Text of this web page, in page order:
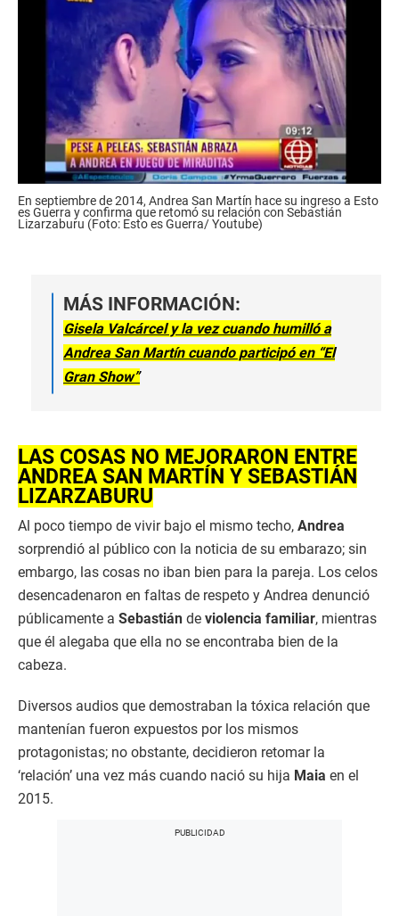
En septiembre de 2014, Andrea San Martín hace su ingreso a Esto
es Guerra y confirma que retomó su relación con Sebastián
Lizarzaburu (Foto: Esto es Guerra/ Youtube)
MÁS INFORMACIÓN:
Gisela Valcárcel y la vez cuando humilló a
Andrea San Martín cuando participó en “El
Gran Show”
LAS COSAS NO MEJORARON ENTRE
ANDREA SAN MARTÍN Y SEBASTIÁN
LIZARZABURU
Al poco tiempo de vivir bajo el mismo techo, Andrea
sorprendió al público con la noticia de su embarazo; sin
embargo, las cosas no iban bien para la pareja. Los celos
desencadenaron en faltas de respeto y Andrea denunció
públicamente a Sebastián de violencia familiar, mientras
que él alegaba que ella no se encontraba bien de la
cabeza.
Diversos audios que demostraban la tóxica relación que
mantenían fueron expuestos por los mismos
protagonistas; no obstante, decidieron retomar la
‘relación’ una vez más cuando nació su hija Maia en el
2015.